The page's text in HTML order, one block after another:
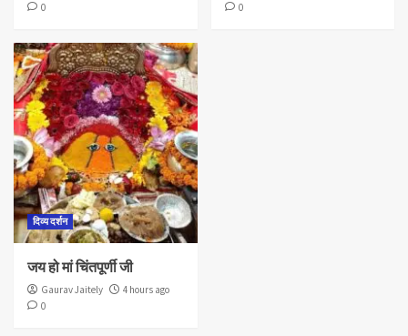
0
0
दिव्य दर्शन
जय हो मां चिंतपूर्णी जी
Gaurav Jaitely
4 hours ago
0